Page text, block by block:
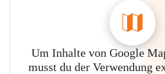
Um Inhalte von Google
musst du der Verwendung